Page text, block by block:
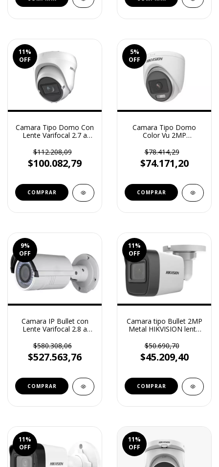
11%
OFF
Camara Tipo Domo Con
Lente Varifocal 2.7 a
DS2CE79DOTVFIT3F
$112.208,09
$100.082,79
5%
OFF
Camara Tipo Domo
Color Vu 2MP
(DS2CE70DFOTPF)
$78.414,29
$74.171,20
9%
OFF
Camara IP Bullet con
Lente Varifocal 2.8 a
(DS2CD2622FWDIZ)
$580.308,06
$527.563,76
11%
OFF
Camara tipo Bullet 2MP
Metal HIKVISION lente
(DS2CE16DOEXM)
$50.690,70
$45.209,40
11%
OFF
11%
OFF